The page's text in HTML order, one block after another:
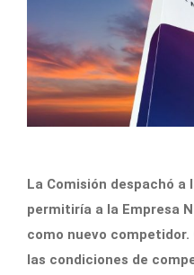
La Comisión despachó a
permitiría a la Empresa
como nuevo
las condiciones de